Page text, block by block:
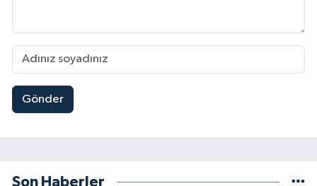
Gönder
Son Haberler